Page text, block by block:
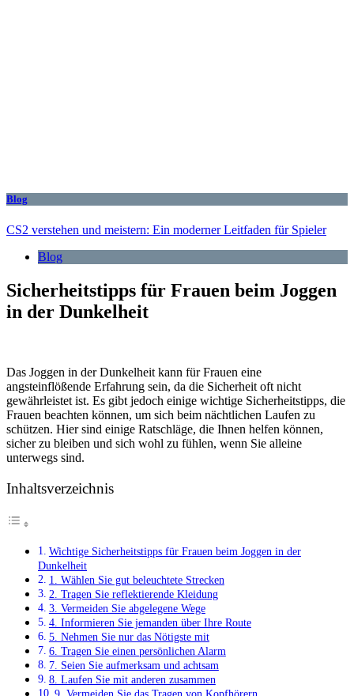
Blog
CS2 verstehen und meistern: Ein moderner Leitfaden für Spieler
Blog
Sicherheitstipps für Frauen beim Joggen
in der Dunkelheit
Das Joggen in der Dunkelheit kann für Frauen eine
angsteinflößende Erfahrung sein, da die Sicherheit oft nicht
gewährleistet ist. Es gibt jedoch einige wichtige Sicherheitstipps, die
Frauen beachten können, um sich beim nächtlichen Laufen zu
schützen. Hier sind einige Ratschläge, die Ihnen helfen können,
sicher zu bleiben und sich wohl zu fühlen, wenn Sie alleine
unterwegs sind.
Inhaltsverzeichnis
Wichtige Sicherheitstipps für Frauen beim Joggen in der
Dunkelheit
1. Wählen Sie gut beleuchtete Strecken
2. Tragen Sie reflektierende Kleidung
3. Vermeiden Sie abgelegene Wege
4. Informieren Sie jemanden über Ihre Route
5. Nehmen Sie nur das Nötigste mit
6. Tragen Sie einen persönlichen Alarm
7. Seien Sie aufmerksam und achtsam
8. Laufen Sie mit anderen zusammen